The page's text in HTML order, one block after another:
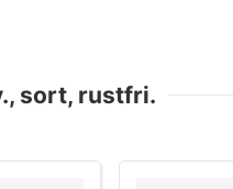
sort, rustfri.